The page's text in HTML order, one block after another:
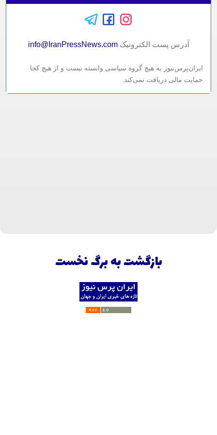
آدرس پست الکترونيکinfo@IranPressNews.com
ایران‌پرس‌نیوز به هیچ گروه سیاسی وابسته نیست و از هیچ کجا
حمایت مالی دریافت نمی‌کند.
بازگشت به برگ نخست